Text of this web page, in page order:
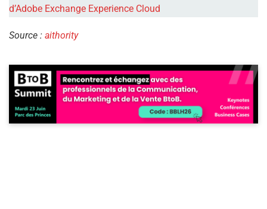
d’Adobe Exchange Experience Cloud
Source : aithority